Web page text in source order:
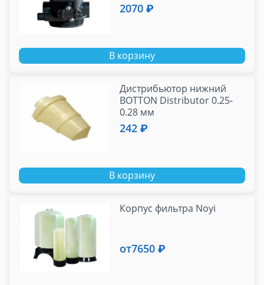
2070 ₽
В корзину
Дистрибьютор нижний
BOTTON Distributor 0.25-
0.28 мм
242 ₽
В корзину
Корпус фильтра Noyi
от7650 ₽